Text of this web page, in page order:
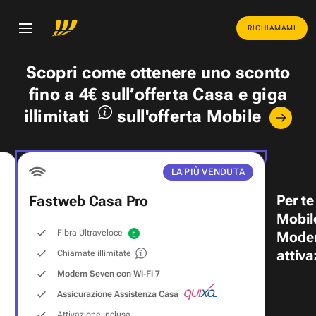
RICHIAMAMI
Scopri come ottenere uno sconto
fino a 4€ sull’offerta Casa egiga
illimitati
sull'offerta Mobile
LA PIÙ VENDUTA
Fastweb Casa Pro
Fibra Ultraveloce
Chiamate illimitate
Modem Seven con Wi‑Fi 7
Assicurazione Assistenza Casa
Per